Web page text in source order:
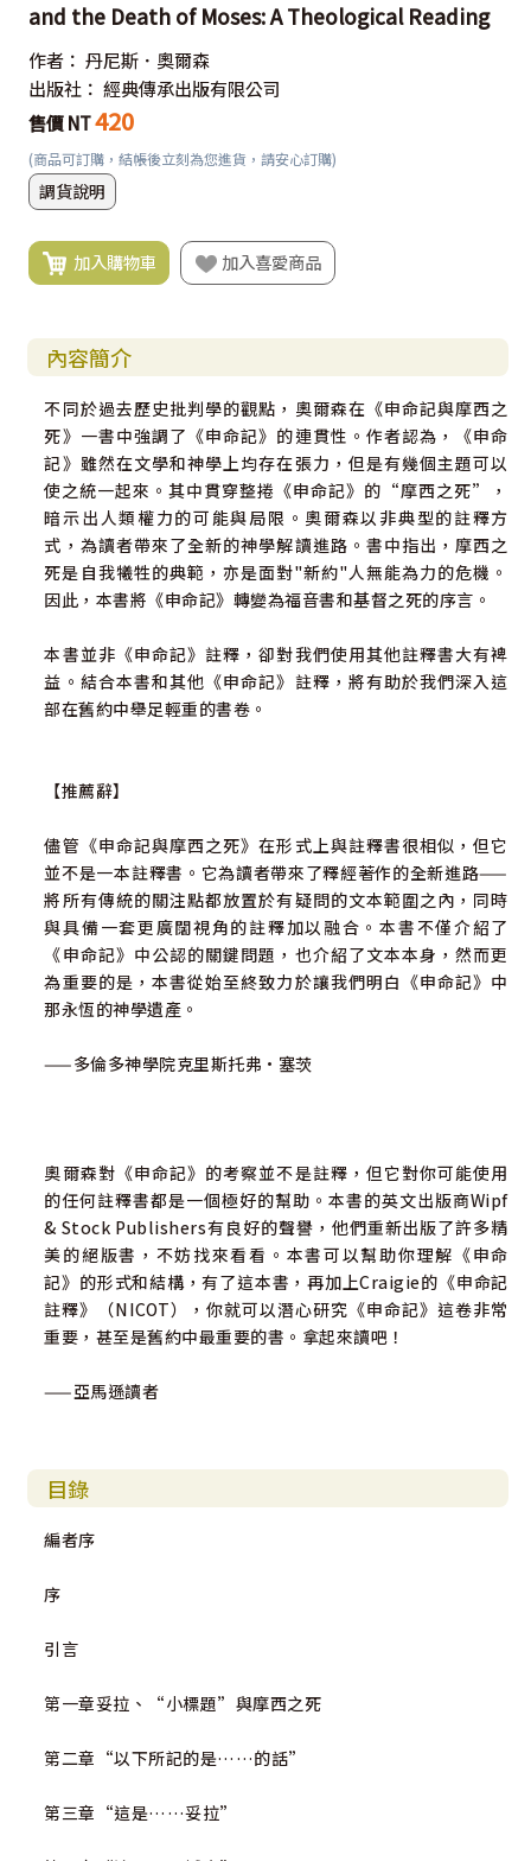
and the Death of Moses: A Theological Reading
作者： 丹尼斯．奧爾森
出版社： 經典傳承出版有限公司
售價 NT420
(商品可訂購，結帳後立刻為您進貨，請安心訂購)
調貨說明
加入購物車 加入喜愛商品
內容簡介
不同於過去歷史批判學的觀點，奧爾森在《申命記與摩西之
死》一書中強調了《申命記》的連貫性。作者認為，《申命
記》雖然在文學和神學上均存在張力，但是有幾個主題可以
使之統一起來。其中貫穿整捲《申命記》的“摩西之死”，
暗示出人類權力的可能與局限。奧爾森以非典型的註釋方
式，為讀者帶來了全新的神學解讀進路。書中指出，摩西之
死是自我犧牲的典範，亦是面對"新約"人無能為力的危機。
因此，本書將《申命記》轉變為福音書和基督之死的序言。
本書並非《申命記》註釋，卻對我們使用其他註釋書大有裨
益。結合本書和其他《申命記》註釋，將有助於我們深入這
部在舊約中舉足輕重的書卷。
【推薦辭】
儘管《申命記與摩西之死》在形式上與註釋書很相似，但它
並不是一本註釋書。它為讀者帶來了釋經著作的全新進路——
將所有傳統的關注點都放置於有疑問的文本範圍之內，同時
與具備一套更廣闊視角的註釋加以融合。本書不僅介紹了
《申命記》中公認的關鍵問題，也介紹了文本本身，然而更
為重要的是，本書從始至終致力於讓我們明白《申命記》中
那永恆的神學遺產。
——多倫多神學院克里斯托弗·塞茨
奧爾森對《申命記》的考察並不是註釋，但它對你可能使用
的任何註釋書都是一個極好的幫助。本書的英文出版商Wipf
& Stock Publishers有良好的聲譽，他們重新出版了許多精
美的絕版書，不妨找來看看。本書可以幫助你理解《申命
記》的形式和結構，有了這本書，再加上Craigie的《申命記
註釋》（NICOT），你就可以潛心研究《申命記》這卷非常
重要，甚至是舊約中最重要的書。拿起來讀吧！
——亞馬遜讀者
目錄
編者序
序
引言
第一章妥拉、“小標題”與摩西之死
第二章“以下所記的是……的話”
第三章“這是……妥拉”